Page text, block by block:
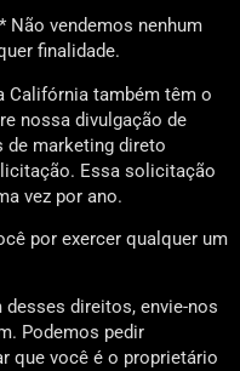
Não vendemos nenhum
finalidade.
Califórnia também têm o
nossa divulgação de
de marketing direto
Essa solicitação
vez por ano.
por exercer qualquer um
direitos, envie-nos
Podemos pedir
que você é o proprietário